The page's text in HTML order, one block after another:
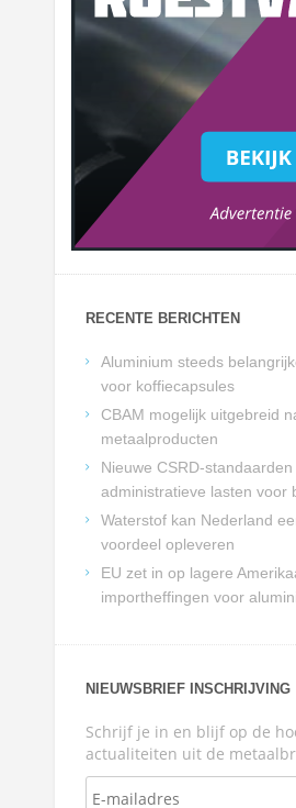
RECENTE BERICHTEN
Aluminium steeds
voor koffiecapsules
CBAM mogelijk uitgebreid
metaalproducten
Nieuwe CSRD-
administratieve lasten voor
Waterstof kan Nederland
voordeel opleveren
EU zet in op lagere
importheffingen voor
NIEUWSBRIEF INSCHRIJVING
Schrijf je in en blijf op de
actualiteiten uit de